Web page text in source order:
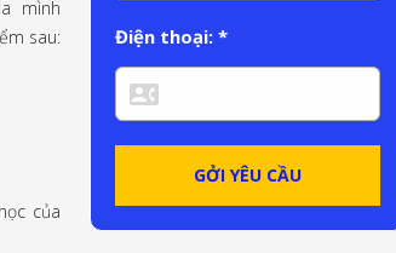
mình
sau:
của
Điện thoại: *